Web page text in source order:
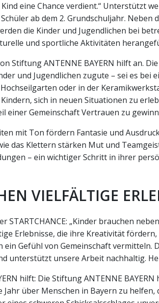
eine Chance verdient.“ Unterstützt
ab dem 2. Grundschuljahr. Neben
die Kinder und Jugendlichen bei
und sportliche Aktivitäten
Stiftung ANTENNE BAYERN hilft an.
und Jugendlichen zugute – sei es bei
oder in der
sich in neuen Situationen zu
einer Gemeinschaft Vertrauen zu
mit Ton fördern Fantasie und
das Klettern stärken Mut und
– ein wichtiger Schritt in ihrer
VIELFÄLTIGE
STARTCHANCE: „Kinder brauchen
Erlebnisse, die ihre Kreativität
Gefühl von Gemeinschaft vermitteln.
unterstützt unsere Arbeit nachhaltig.
hilft: Die Stiftung ANTENNE BAYERN
Jahr über Menschen in Bayern zu helfen,